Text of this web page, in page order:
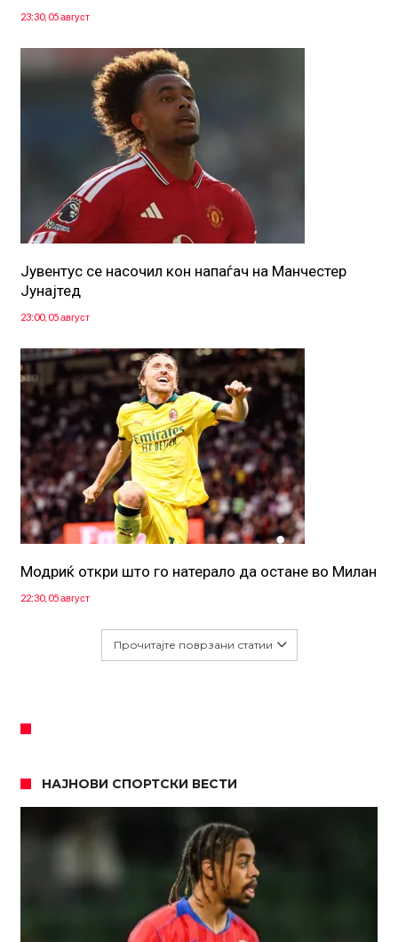
23:30, 05 август
Јувентус се насочил кон напаѓач на Манчестер
Јунајтед
23:00, 05 август
Модриќ откри што го натерало да остане во Милан
22:30, 05 август
Прочитајте поврзани статии
НАЈНОВИ СПОРТСКИ ВЕСТИ